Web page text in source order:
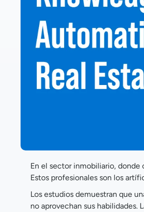
Autoridad inmobiliaria Gestión
El futuro del sector inmobiliario
PREGUNTAS FRECUENTES
En el sector inmobiliario, donde
Estos profesionales son los
Los estudios demuestran que
no aprovechan sus